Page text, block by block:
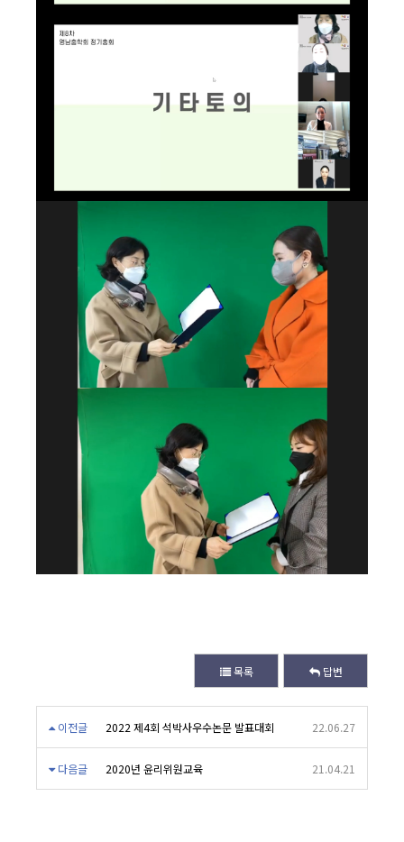
목록 답변
이전글 2022 제4회 석박사우수논문 발표대회 22.06.27
다음글 2020년 윤리위원교육 21.04.21